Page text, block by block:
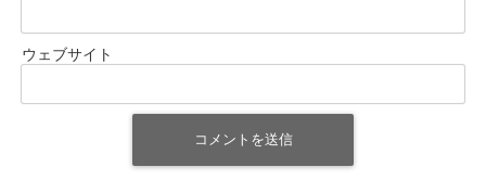
ウェブサイト